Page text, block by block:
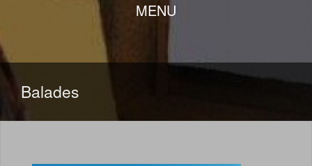
MENU
ALLER AU CONTENU
Balades